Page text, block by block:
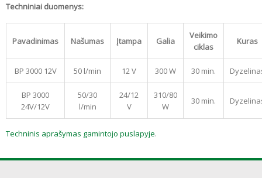
Techniniai duomenys:
Pavadinimas Našumas Įtampa Galia
Veikimo
ciklas
Kuras
BP 3000 12V 50 l/min 12 V 300 W 30 min.
BP 3000
24V/12V
50/30
l/min
24/12
V
310/80
W
30 min.
Techninis aprašymas gamintojo puslapyje.